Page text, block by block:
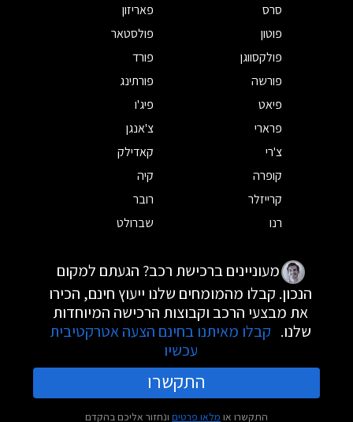
סרס
פאריזון
פוטון
פולסטאר
פולקסווגן
פורד
פורשה
פורתינג
פיאט
פיג'ו
פרארי
צ'אנגן
צ'רי
קאדילק
קופרה
קיה
קרייזלר
רובר
רנו
שברולט
מעוניינים ברכישת רכב? הגעתם למקום
הנכון. קבלו מהמומחים שלנו ייעוץ חינם, הכירו
את מבצעי הרכב וקבוצות הרכישה המיוחדות
שלנו. קבלו מאיתנו בחינם הצעה אטרקטיבית
עכשיו
התקשרו
התקשרו או מלאו פרטים ונחזור אליכם בהקדם